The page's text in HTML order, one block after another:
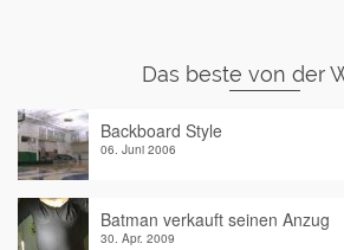
Das beste von der
Backboard Style
06. Juni 2006
Batman verkauft seinen Anzug
30. Apr. 2009